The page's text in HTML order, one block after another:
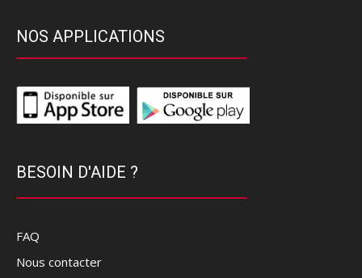
NOS APPLICATIONS
BESOIN D'AIDE ?
FAQ
Nous contacter